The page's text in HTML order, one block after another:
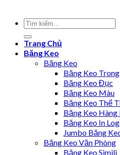
Trang Chủ
Băng Keo
Băng Keo
Băng Keo Trong
Băng Keo Đục
Băng Keo Màu
Băng Keo Thể
Băng Keo Hàng
Băng Keo In
Jumbo Băng
Băng Keo Văn Phòng
Băng Keo Simili